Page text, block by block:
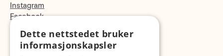
Instagram
Facebook
TikTok
Fotopodden
Dette nettstedet bruker
informasjonskapsler